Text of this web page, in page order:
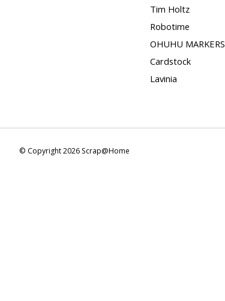
Tim Holtz
Robotime
OHUHU MARKERS
Cardstock
Lavinia
© Copyright 2026 Scrap@Home